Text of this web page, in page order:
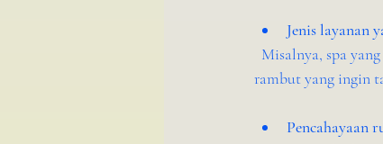
Jenis layanan
rambut yang ingin
Pencahayaan